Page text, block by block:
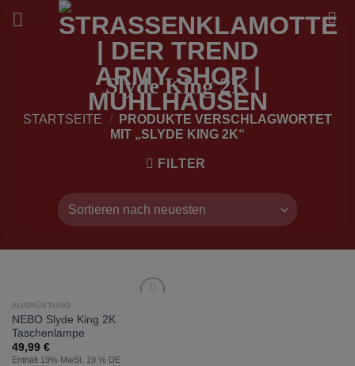
Inhalt
Slyde King 2K
STARTSEITE /
PRODUKTE VERSCHLAGWORTET
MIT „SLYDE KING 2K“
FILTER
Wunschliste
AUSRÜSTUNG
NEBO Slyde King 2K
Taschenlampe
49,99 €
Enthält 19% MwSt. 19 % DE